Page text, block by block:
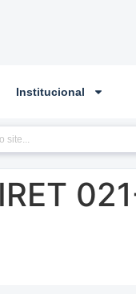
Institucional